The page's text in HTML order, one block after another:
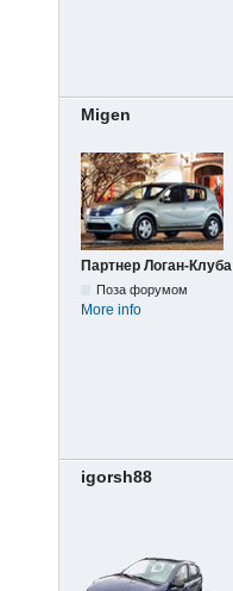
Migen
Партнер Логан-Клуба
Поза форумом
More info
igorsh88